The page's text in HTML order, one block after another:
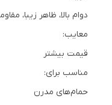
دوام بالا، ظاهر زیبا،
معایب:
قیمت بیشتر
مناسب برای:
حمام‌های مدرن